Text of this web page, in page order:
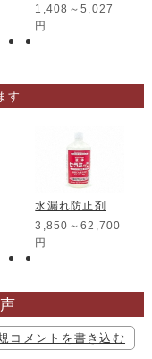
1,408～5,027
円
す
3,850～62,700
円
コメントを書き込む